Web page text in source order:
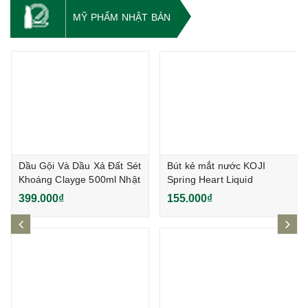
MỸ PHẨM NHẬT BẢN
Dầu Gội Và Dầu Xả Đất Sét
Khoáng Clayge 500ml Nhật
Bản
399.000₫
Bút kẻ mắt nước KOJI
Spring Heart Liquid
Eyeliner 0.5g (O)
155.000₫